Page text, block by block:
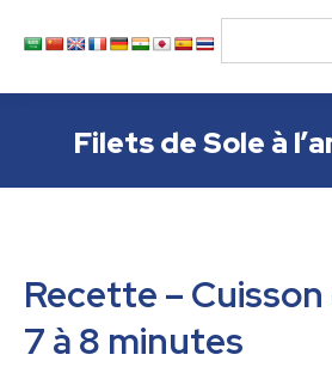
Filets de Sole à
Recette – Cuisson
7 à 8 minutes